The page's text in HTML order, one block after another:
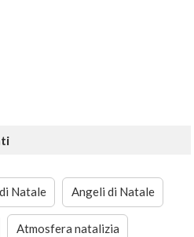
Natale Angeli di Natale
Atmosfera natalizia